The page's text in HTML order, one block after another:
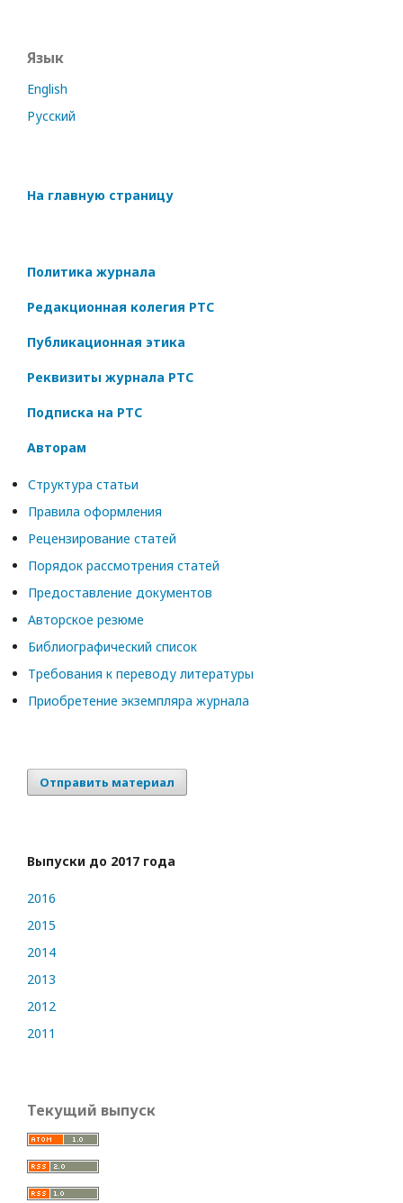
Язык
English
Русский
На главную страницу
Политика журнала
Редакционная колегия РТС
Публикационная этика
Реквизиты журнала РТС
Подписка на РТС
Авторам
Структура статьи
Правила оформления
Рецензирование статей
Порядок рассмотрения статей
Предоставление документов
Авторское резюме
Библиографический список
Требования к переводу литературы
Приобретение экземпляра журнала
Отправить материал
Выпуски до 2017 года
2016
2015
2014
2013
2012
2011
Текущий выпуск